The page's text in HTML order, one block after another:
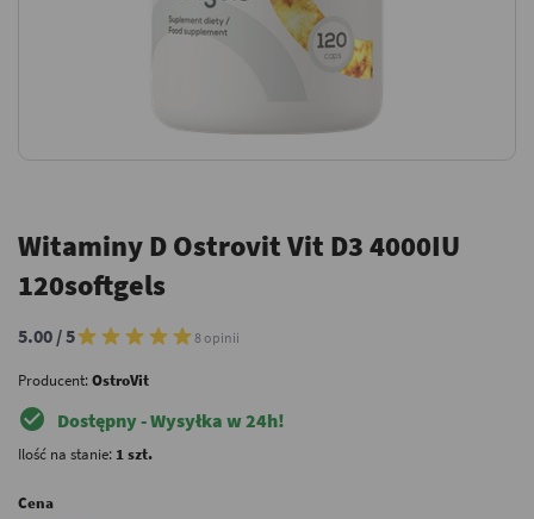
Witaminy D Ostrovit Vit D3 4000IU
120softgels
5.00 / 5 8 opinii
Producent:OstroVit
check_circle Dostępny - Wysyłka w 24h!
Ilość na stanie: 1 szt.
Cena